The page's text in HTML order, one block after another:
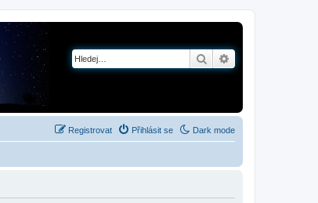
Hledat
Dark mode
Přihlásit se
Registrovat